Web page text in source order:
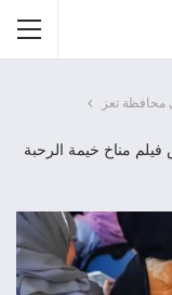
محافظة تعز
مناخ خيمة الرحبة